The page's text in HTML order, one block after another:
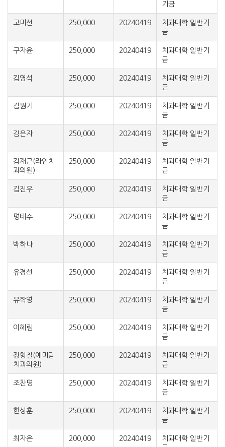
기금
고미선 250,000 20240419
치과대학 일반기
금
구자윤 250,000 20240419
치과대학 일반기
금
김영석 250,000 20240419
치과대학 일반기
금
김원기 250,000 20240419
치과대학 일반기
금
김은자 250,000 20240419
치과대학 일반기
금
김재근(라인치
과의원)
250,000 20240419
치과대학 일반기
금
김진우 250,000 20240419
치과대학 일반기
금
명태수 250,000 20240419
치과대학 일반기
금
박하나 250,000 20240419
치과대학 일반기
금
유경선 250,000 20240419
치과대학 일반기
금
유학영 250,000 20240419
치과대학 일반기
금
이혜림 250,000 20240419
치과대학 일반기
금
정형철(예미담
치과의원)
250,000 20240419
치과대학 일반기
금
조찬명 250,000 20240419
치과대학 일반기
금
한성훈 250,000 20240419
치과대학 일반기
금
최자은 200,000 20240419
치과대학 일반기